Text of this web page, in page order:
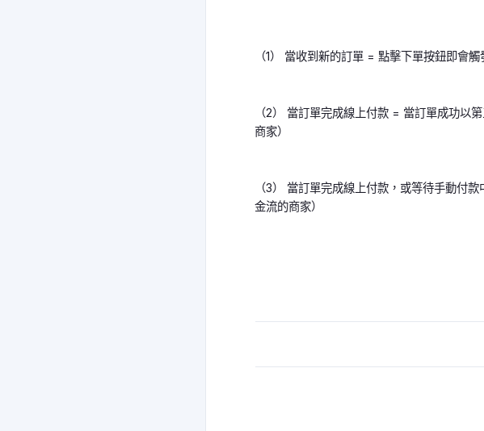
（1） 當收到新的訂單 = 點擊下單按鈕即會
（2） 當訂單完成線上付款 = 當訂單成功以
商家）
（3） 當訂單完成線上付款，或等待手動付
金流的商家）